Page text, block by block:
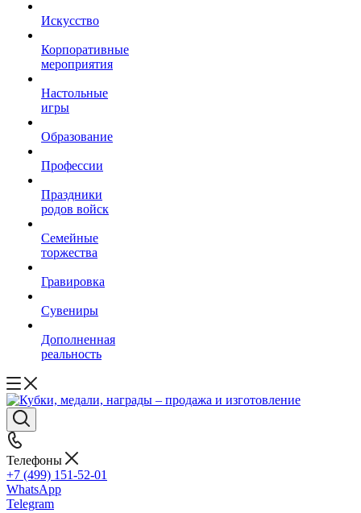
Искусство
Корпоративные
мероприятия
Настольные
игры
Образование
Профессии
Праздники
родов войск
Семейные
торжества
Гравировка
Сувениры
Дополненная
реальность
Телефоны
+7 (499) 151-52-01
WhatsApp
Telegram